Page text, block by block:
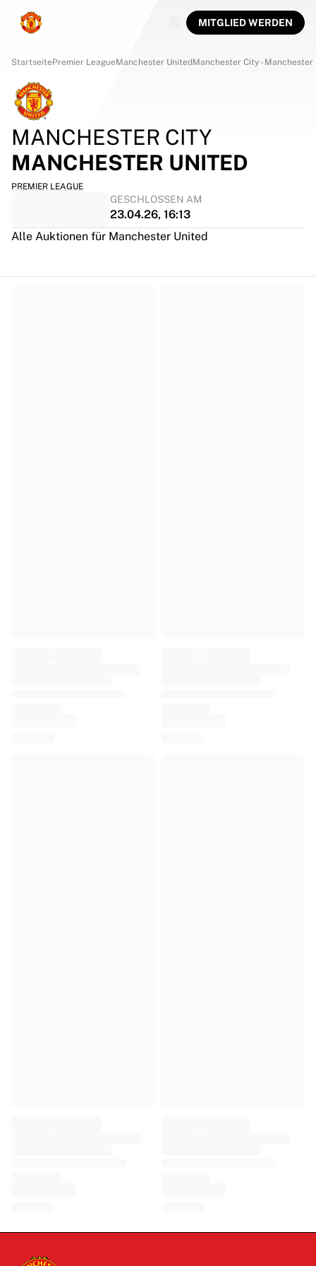
MITGLIED WERDEN
StartseitePremier LeagueManchester UnitedManchester City - Manchester
MANCHESTER CITY
MANCHESTER UNITED
PREMIER LEAGUE
GESCHLOSSEN AM
23.04.26, 16:13
Alle Auktionen für Manchester United